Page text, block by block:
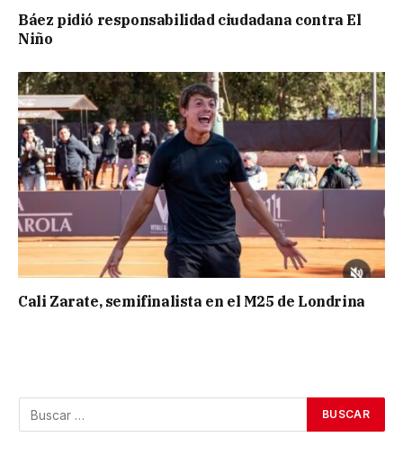
Báez pidió responsabilidad ciudadana contra El
Niño
Cali Zarate, semifinalista en el M25 de Londrina